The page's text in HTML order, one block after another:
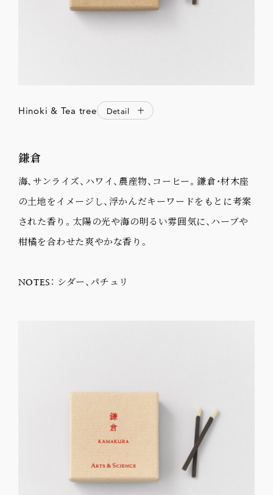
Hinoki & Tea tree Detail
鎌倉
海、サンライズ、ハワイ、農産物、コーヒー。鎌倉・材木座
の土地をイメージし、浮かんだキーワードをもとに考案
された香り。太陽の光や海の明るい雰囲気に、ハーブや
柑橘を合わせた爽やかな香り。
NOTES： シダー、パチュリ